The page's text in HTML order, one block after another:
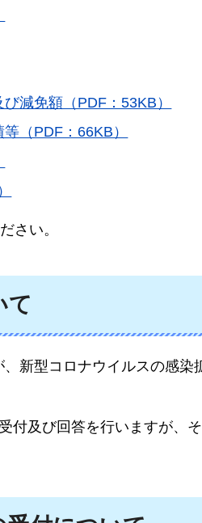
減免額（PDF：53KB）
（PDF：66KB）
さい。
て
新型コロナウイルスの感染
付及び回答を行いますが、